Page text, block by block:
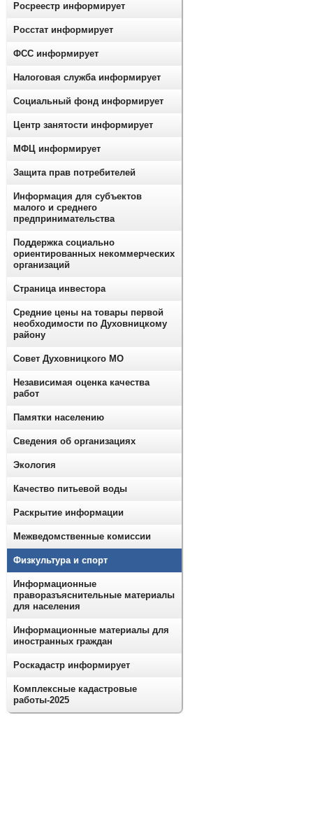
Росреестр информирует
Росстат информирует
ФСС информирует
Налоговая служба информирует
Социальный фонд информирует
Центр занятости информирует
МФЦ информирует
Защита прав потребителей
Информация для субъектов
малого и среднего
предпринимательства
Поддержка социально
ориентированных некоммерческих
организаций
Страница инвестора
Средние цены на товары первой
необходимости по Духовницкому
району
Совет Духовницкого МО
Независимая оценка качества
работ
Памятки населению
Сведения об организациях
Экология
Качество питьевой воды
Раскрытие информации
Межведомственные комиссии
Физкультура и спорт
Информационные
праворазъяснительные материалы
для населения
Информационные материалы для
иностранных граждан
Роскадастр информирует
Комплексные кадастровые
работы-2025